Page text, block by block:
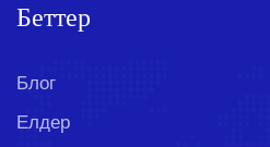
Беттер
Блог
Елдер